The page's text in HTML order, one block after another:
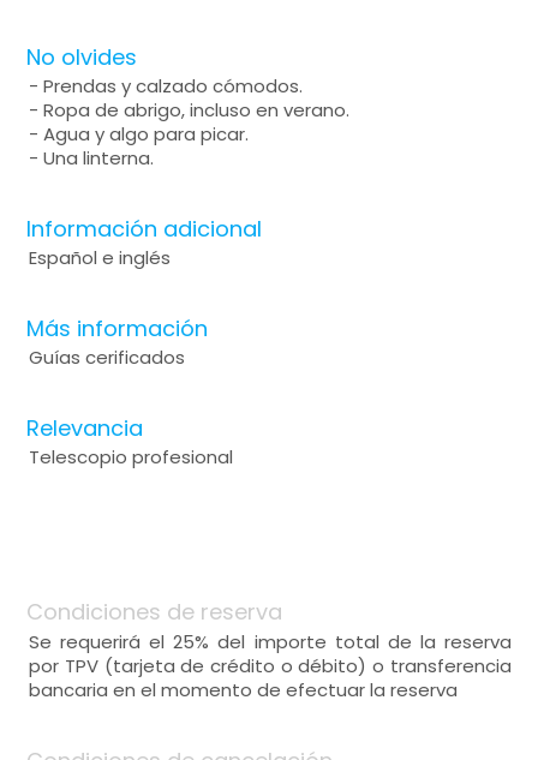
No olvides
- Prendas y calzado cómodos.
- Ropa de abrigo, incluso en verano.
- Agua y algo para picar.
- Una linterna.
Información adicional
Español e inglés
Más información
Guías cerificados
Relevancia
Telescopio profesional
Condiciones de reserva
Se requerirá el 25% del importe total de la reserva
por TPV (tarjeta de crédito o débito) o transferencia
bancaria en el momento de efectuar la reserva